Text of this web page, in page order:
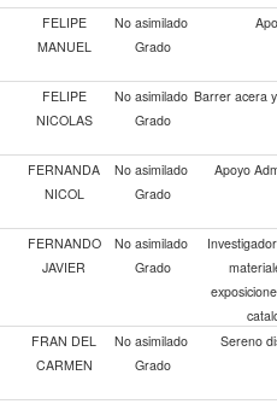
FELIPE
MANUEL
No asimilado
Grado
FELIPE
NICOLAS
No asimilado
Grado
Barrer acera
FERNANDA
NICOL
No asimilado
Grado
Apoyo
FERNANDO
JAVIER
No asimilado
Grado
FRAN DEL
CARMEN
No asimilado
Grado
Sereno